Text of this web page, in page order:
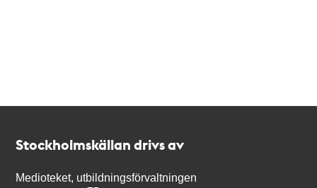
Stockholmskällan drivs av
Medioteket, utbildningsförvaltningen